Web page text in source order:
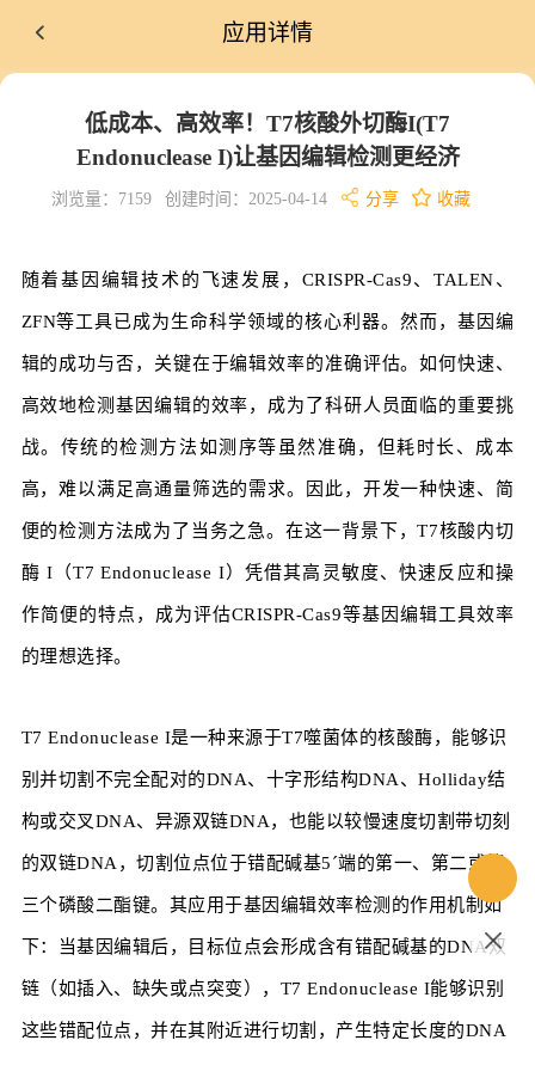
应用详情
低成本、高效率！T7核酸外切酶I(T7
Endonuclease I)让基因编辑检测更经济
浏览量：7159 创建时间：2025-04-14 分享 收藏
随着基因编辑技术的飞速发展，CRISPR-Cas9、TALEN、
ZFN等工具已成为生命科学领域的核心利器。然而，基因编
辑的成功与否，关键在于编辑效率的准确评估。如何快速、
高效地检测基因编辑的效率，成为了科研人员面临的重要挑
战。传统的检测方法如测序等虽然准确，但耗时长、成本
高，难以满足高通量筛选的需求。因此，开发一种快速、简
便的检测方法成为了当务之急。在这一背景下，T7核酸内切
酶 I（T7 Endonuclease I）凭借其高灵敏度、快速反应和操
作简便的特点，成为评估CRISPR-Cas9等基因编辑工具效率
的理想选择。
T7 Endonuclease I是一种来源于T7噬菌体的核酸酶，能够识
别并切割不完全配对的DNA、十字形结构DNA、Holliday结
构或交叉DNA、异源双链DNA，也能以较慢速度切割带切刻
的双链DNA，切割位点位于错配碱基5´端的第一、第二或第
三个磷酸二酯键。其应用于基因编辑效率检测的作用机制如
下：当基因编辑后，目标位点会形成含有错配碱基的DNA双
链（如插入、缺失或点突变），T7 Endonuclease I能够识别
这些错配位点，并在其附近进行切割，产生特定长度的DNA